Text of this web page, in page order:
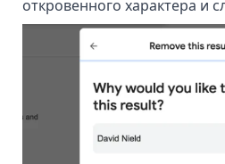
откровенного характера и